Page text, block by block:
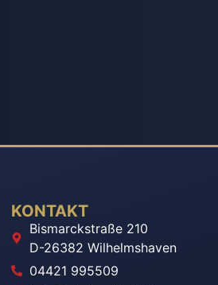
KONTAKT
Bismarckstraße 210
D-26382 Wilhelmshaven
04421 995509